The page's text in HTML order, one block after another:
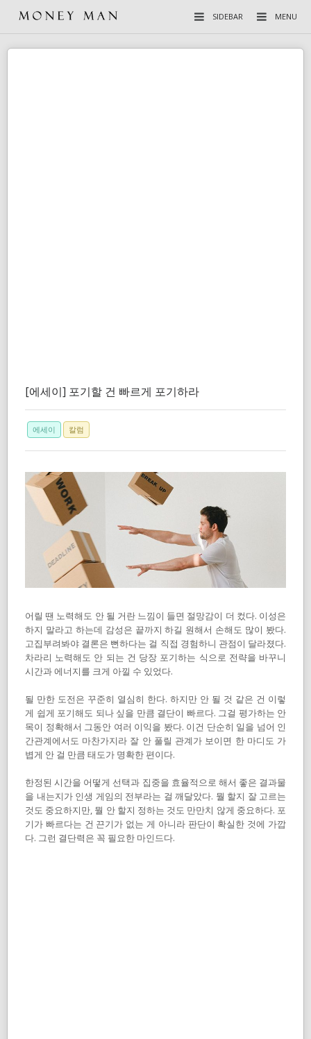
MENU
SIDEBAR
[에세이] 포기할 건 빠르게 포기하라
에세이 칼럼
어릴 땐 노력해도 안 될 거란 느낌이 들면 절망감이 더 컸다. 이성은
하지 말라고 하는데 감성은 끝까지 하길 원해서 손해도 많이 봤다.
고집부려봐야 결론은 뻔하다는 걸 직접 경험하니 관점이 달라졌다.
차라리 노력해도 안 되는 건 당장 포기하는 식으로 전략을 바꾸니
시간과 에너지를 크게 아낄 수 있었다.
될 만한 도전은 꾸준히 열심히 한다. 하지만 안 될 것 같은 건 이렇
게 쉽게 포기해도 되나 싶을 만큼 결단이 빠르다. 그걸 평가하는 안
목이 정확해서 그동안 여러 이익을 봤다. 이건 단순히 일을 넘어 인
간관계에서도 마찬가지라 잘 안 풀릴 관계가 보이면 한 마디도 가
볍게 안 걸 만큼 태도가 명확한 편이다.
한정된 시간을 어떻게 선택과 집중을 효율적으로 해서 좋은 결과물
을 내는지가 인생 게임의 전부라는 걸 깨달았다. 뭘 할지 잘 고르는
것도 중요하지만, 뭘 안 할지 정하는 것도 만만치 않게 중요하다. 포
기가 빠르다는 건 끈기가 없는 게 아니라 판단이 확실한 것에 가깝
다. 그런 결단력은 꼭 필요한 마인드다.